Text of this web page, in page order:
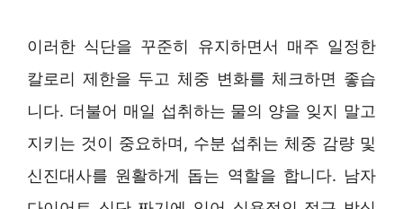
이러한 식단을 꾸준히 유지하면서 매주 일정한
칼로리 제한을 두고 체중 변화를 체크하면 좋습
니다. 더불어 매일 섭취하는 물의 양을 잊지 말고
지키는 것이 중요하며, 수분 섭취는 체중 감량 및
신진대사를 원활하게 돕는 역할을 합니다. 남자